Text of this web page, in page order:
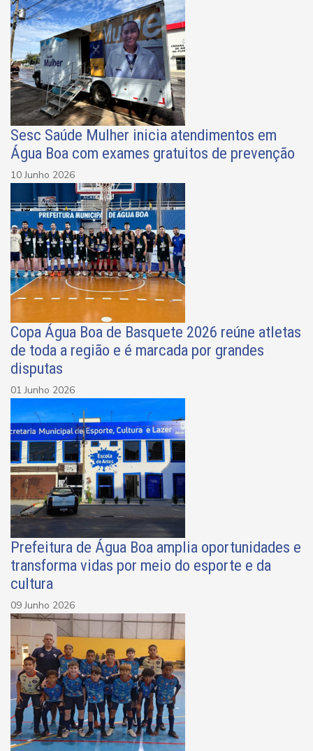
Sesc Saúde Mulher inicia atendimentos em
Água Boa com exames gratuitos de prevenção
10 Junho 2026
Copa Água Boa de Basquete 2026 reúne atletas
de toda a região e é marcada por grandes
disputas
01 Junho 2026
Prefeitura de Água Boa amplia oportunidades e
transforma vidas por meio do esporte e da
cultura
09 Junho 2026